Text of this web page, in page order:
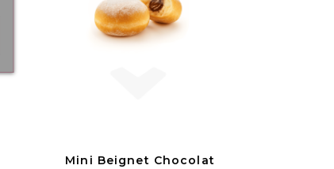
Mini Beignet Chocolat